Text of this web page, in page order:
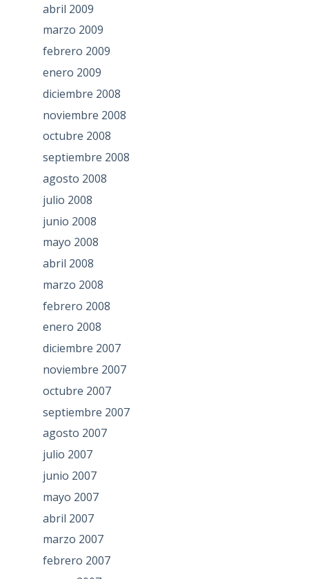
abril 2009
marzo 2009
febrero 2009
enero 2009
diciembre 2008
noviembre 2008
octubre 2008
septiembre 2008
agosto 2008
julio 2008
junio 2008
mayo 2008
abril 2008
marzo 2008
febrero 2008
enero 2008
diciembre 2007
noviembre 2007
octubre 2007
septiembre 2007
agosto 2007
julio 2007
junio 2007
mayo 2007
abril 2007
marzo 2007
febrero 2007